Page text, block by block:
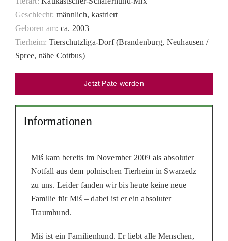
PATENSCHAFTEN
RATGEBER
Geschlecht: männlich, kastriert
Geboren am: ca. 2003
Tierheim: Tierschutzliga-Dorf (Brandenburg, Neuhausen /
Spree, nähe Cottbus)
Jetzt Pate werden
Informationen
Miś kam bereits im November 2009 als absoluter
Notfall aus dem polnischen Tierheim in Swarzedz
zu uns. Leider fanden wir bis heute keine neue
Familie für Miś – dabei ist er ein absoluter
Traumhund.
Miś ist ein Familienhund. Er liebt alle Menschen,